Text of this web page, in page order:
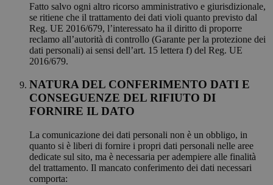
Fatto salvo ogni altro ricorso amministrativo e giurisdizionale,
se ritiene che il trattamento dei dati violi quanto previsto dal
Reg. UE 2016/679, l’interessato ha il diritto di proporre
reclamo all’autorità di controllo (Garante per la protezione dei
dati personali) ai sensi dell’art. 15 lettera f) del Reg. UE
2016/679.
NATURA DEL CONFERIMENTO DATI E
CONSEGUENZE DEL RIFIUTO DI
FORNIRE IL DATO
La comunicazione dei dati personali non è un obbligo, in
quanto si è liberi di fornire i propri dati personali nelle aree
dedicate sul sito, ma è necessaria per adempiere alle finalità
del trattamento. Il mancato conferimento dei dati necessari
comporta: